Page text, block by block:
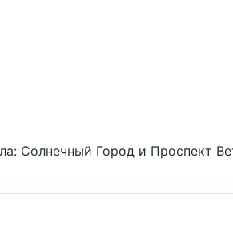
Солнечный Город и Проспект